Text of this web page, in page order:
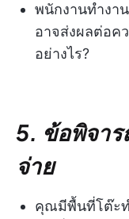
พนักงานทำงา
อาจส่งผลต่อค
อย่างไร?
5. ข้อพิจา
จ่าย
คุณมีพื้นที่โต๊ะท